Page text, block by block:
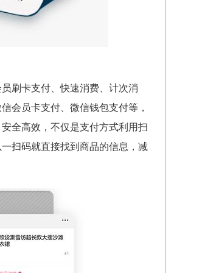
刷卡支付、快速消费、计次消
会员卡支付、微信钱包支付等，
全高效，不仅是支付方式利用扫
扫码就直接找到商品的信息，减